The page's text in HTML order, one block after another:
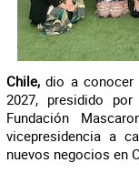
Chile,dio a conocer
2027, presidido por
Fundación
vicepresidencia a
nuevos negocios en